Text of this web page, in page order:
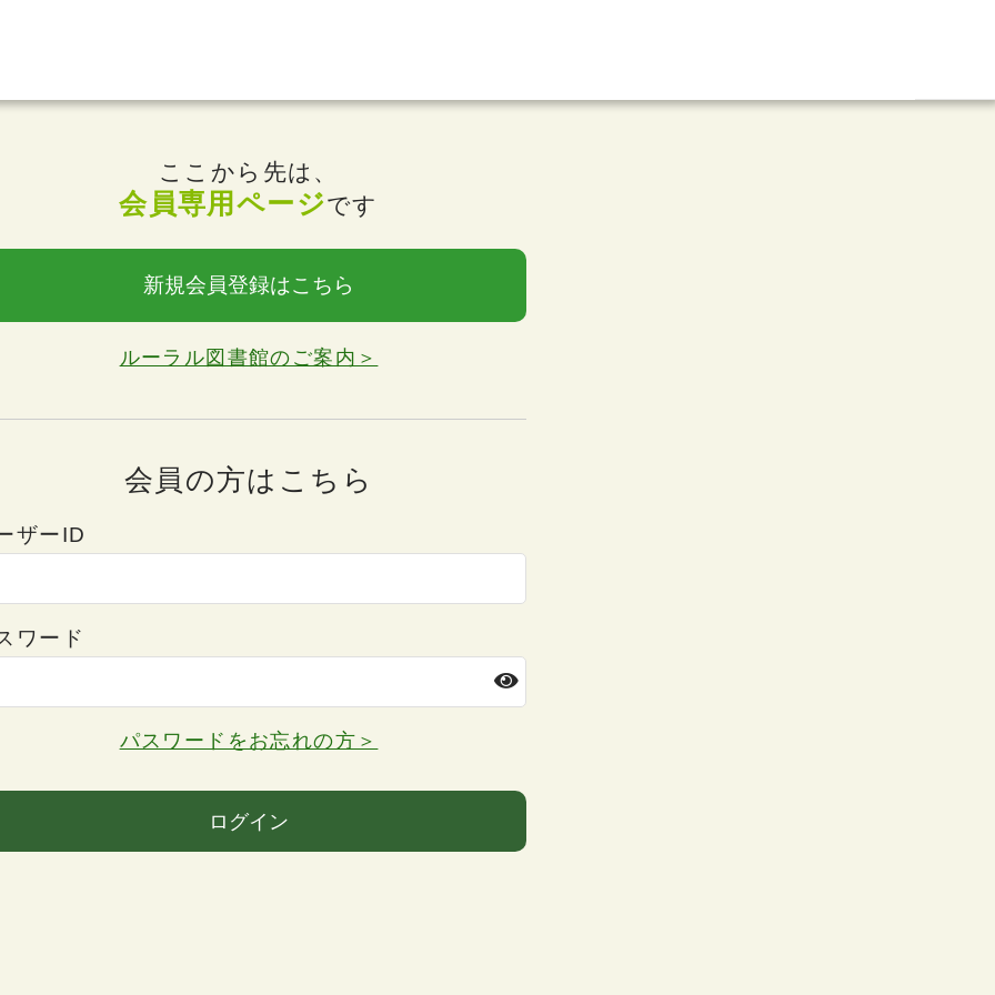
ここから先は、
会員専用ページです
新規会員登録はこちら
ルーラル図書館のご案内＞
会員の方はこちら
ザーID
ワード
パスワードをお忘れの方＞
ログイン